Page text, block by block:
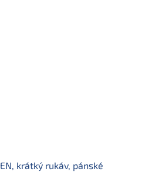
krátký rukáv, pánské